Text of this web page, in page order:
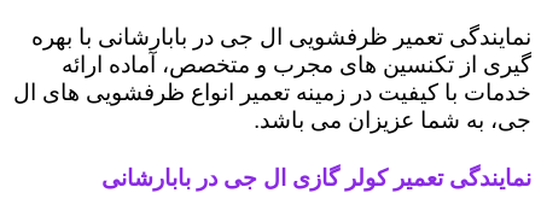
نمایندگی تعمیر ظرفشویی ال جی در بابارشانی با بهره
گیری از تکنسین های مجرب و متخصص، آماده ارائه
خدمات با کیفیت در زمینه تعمیر انواع ظرفشویی های ال
جی، به شما عزیزان می باشد.
نمایندگی تعمیر کولر گازی ال جی در بابارشانی